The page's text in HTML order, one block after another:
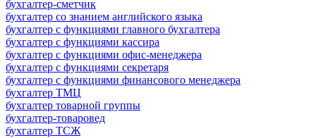
бухгалтер-сметчик
бухгалтер со знанием английского языка
бухгалтер с функциями главного бухгалтера
бухгалтер с функциями кассира
бухгалтер с функциями офис-менеджера
бухгалтер с функциями секретаря
бухгалтер с функциями финансового менеджера
бухгалтер ТМЦ
бухгалтер товарной группы
бухгалтер-товаровед
бухгалтер ТСЖ